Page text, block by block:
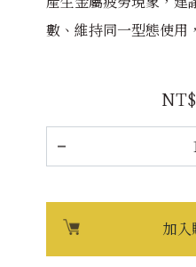
數、維持同一型態使用
加入